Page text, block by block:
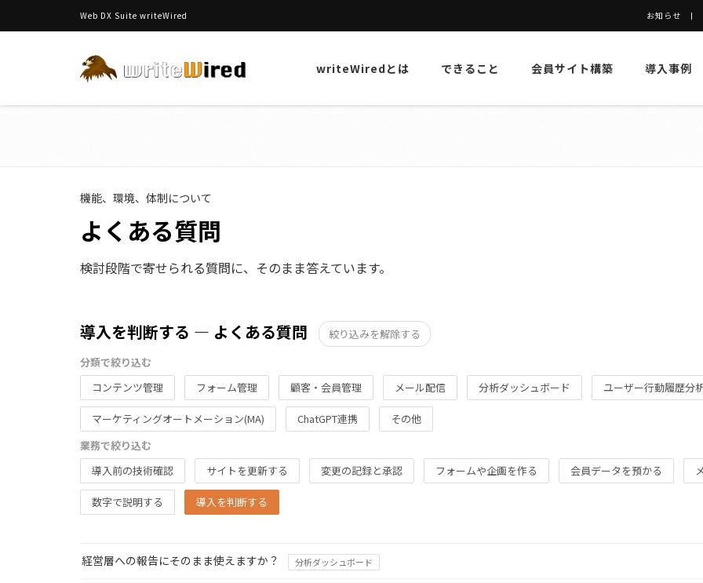
Web DX Suite writeWired お知らせ
writeWiredとは できること 会員サイト構築 導入事例
機能、環境、体制について
よくある質問
検討段階で寄せられる質問に、そのまま答えています。
導入を判断する — よくある質問
絞り込みを解除する
分類で絞り込む
コンテンツ管理
フォーム管理 顧客・会員管理 メール配信 分析ダッシュボード ユーザー行動履歴分
マーケティングオートメーション(MA) ChatGPT連携
その他
業務で絞り込む
導入前の技術確認
サイトを更新する 変更の記録と承認 フォームや企画を作る 会員データを預かる
数字で説明する 導入を判断する
経営層への報告にそのまま使えますか？ 分析ダッシュボード